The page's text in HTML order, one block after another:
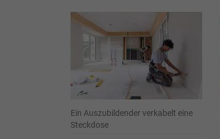
Ein Auszubildender verkabelt eine
Steckdose